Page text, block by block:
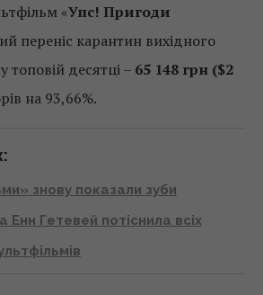
«Упс! Пригоди
переніс карантин вихідного
топовій десятці – 65 148 грн ($2
на 93,66%.
знову показали зуби
Енн Гетевей потіснила всіх